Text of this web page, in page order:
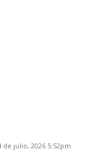
de julio, 2026 5:52pm